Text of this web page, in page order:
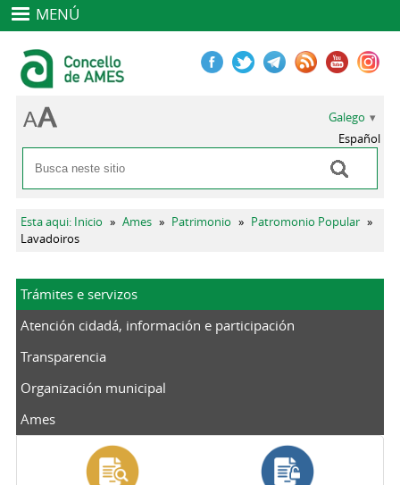
MENÚ
Formulario de busca
Buscar
Galego
Español
Vostede está aquí
Esta aqui: Inicio » Ames » Patrimonio » Patromonio Popular »
Lavadoiros
Trámites e servizos
Atención cidadá, información e participación
Transparencia
Organización municipal
Ames